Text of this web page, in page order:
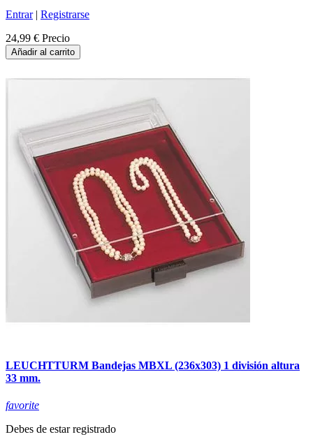
Entrar| Registrarse
24,99 € Precio
Añadir al carrito
LEUCHTTURM Bandejas MBXL (236x303) 1 división altura
33 mm.
favorite
Debes de estar registrado